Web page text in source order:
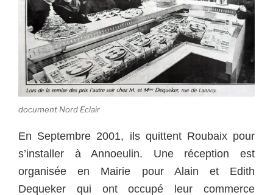
document Nord Eclair
En Septembre 2001, ils quittent Roubaix pour
s’installer à Annoeulin. Une réception est
organisée en Mairie pour Alain et Edith
Dequeker qui ont occupé leur commerce